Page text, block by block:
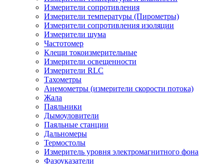
Измерители сопротивления
Измерители температуры (Пирометры)
Измерители сопротивления изоляции
Измерители шума
Частотомер
Клещи токоизмерительные
Измерители освещенности
Измерители RLC
Тахометры
Анемометры (измерители скорости потока)
Жала
Паяльники
Дымоуловители
Паяльные станции
Дальномеры
Термостолы
Измеритель уровня электромагнитного фона
Фазоуказатели